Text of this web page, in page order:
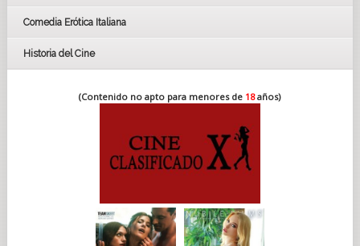
Comedia Erótica Italiana
Historia del Cine
(Contenido no apto para menores de 18años)